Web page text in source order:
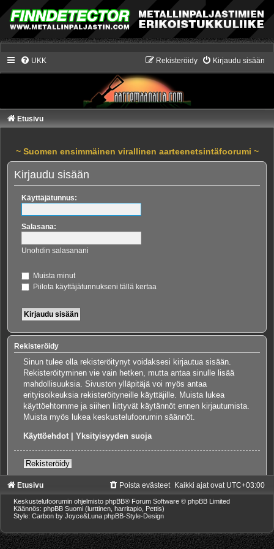
UKK Kirjaudu sisään
Rekisteröidy
Etusivu
~ Suomen ensimmäinen virallinen aarteenetsintäfoorumi ~
Kirjaudu sisään
Käyttäjätunnus:
Salasana:
Unohdin salasanani
Muista minut
Piilota käyttäjätunnukseni tällä kertaa
Rekisteröidy
Sinun tulee olla rekisteröitynyt voidaksesi kirjautua sisään.
Rekisteröityminen vie vain hetken, mutta antaa sinulle lisää
mahdollisuuksia. Sivuston ylläpitäjä voi myös antaa
erityisoikeuksia rekisteröityneille käyttäjille. Muista lukea
käyttöehtomme ja siihen liittyvät käytännöt ennen kirjautumista.
Muista myös lukea keskustelufoorumin säännöt.
Käyttöehdot| Yksityisyyden suoja
Rekisteröidy
Etusivu Kaikki ajat ovat UTC+03:00
Poista evästeet
Keskustelufoorumin ohjelmisto phpBB® Forum Software © phpBB Limited
Käännös: phpBB Suomi (lurttinen, harritapio, Pettis)
Style: Carbon by Joyce&Luna phpBB-Style-Design